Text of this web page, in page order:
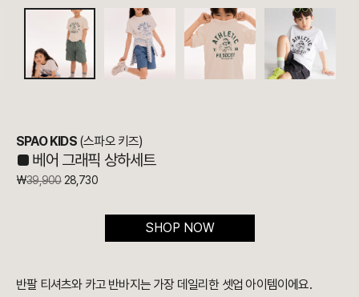
SPAO KIDS (스파오 키즈)
■ 베어 그래픽 상하세트
₩39,90028,730
SHOP NOW
반팔 티셔츠와 카고 반바지는 가장 데일리한 셋업 아이템이에요.